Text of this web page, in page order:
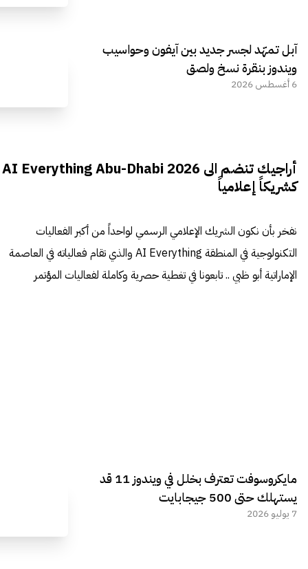
آبل تمهّد لجسر جديد بين آيفون وحواسيب
ويندوز بنقرة نسخ ولصق
6 أغسطس 2026
أراجيك تنضم الى AI Everything Abu-Dhabi 2026
كشريكاً إعلامياً
نفخر بأن نكون الشريك الإعلامي الرسمي لواحداً من أكبر الفعاليات
التكنولوجية في المنطقة AI Everything والذي تقام فعالياته في العاصمة
الإماراتية أبو ظبي .. تابعونا في تغطية حصرية وكاملة لفعاليات المؤتمر
مايكروسوفت تعترف بخلل في ويندوز 11 قد
يستهلك حتى 500 جيجابايت
7 يوليو 2026